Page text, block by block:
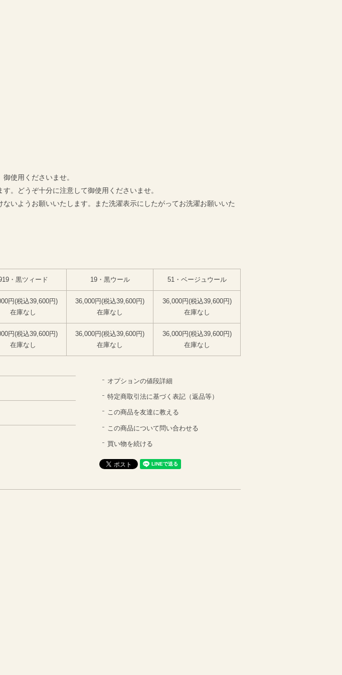
使用くださいませ。
。どうぞ十分に注意して御使用くださいませ。
いようお願いいたします。また洗濯表示にしたがってお洗濯お願いいた
・黒ツィード 19・黒ウール 51・ベージュウール
円(税込39,600円)
在庫なし
36,000円(税込39,600円)
在庫なし
36,000円(税込39,600円)
在庫なし
円(税込39,600円)
在庫なし
36,000円(税込39,600円)
在庫なし
36,000円(税込39,600円)
在庫なし
オプションの値段詳細
特定商取引法に基づく表記（返品等）
この商品を友達に教える
この商品について問い合わせる
買い物を続ける